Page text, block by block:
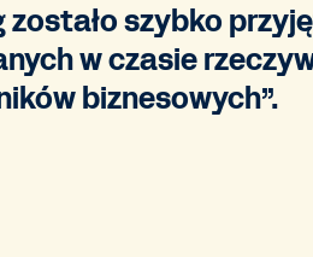
szybko
w czasie
biznesowych”.